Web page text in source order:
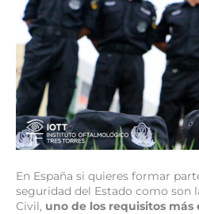
En España si quieres formar
seguridad del Estado como son
Civil, uno de los requisitos más